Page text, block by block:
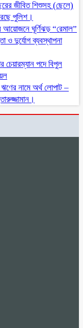
জীবিত শিশুসহ (ছেলে)
পুলিশ।
আয়োজনে ঘূর্ণিঝড় “রেমাল”
ও দুর্যোগ ব্যবস্থাপনা
চেয়ারম্যান পদে বিপুল
নামে অর্থ লোপাট –